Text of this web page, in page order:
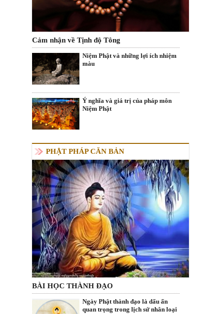
Cảm nhận về Tịnh độ Tông
Niệm Phật và những lợi ích nhiệm
màu
Ý nghĩa và giá trị của pháp môn
Niệm Phật
PHẬT PHÁP CĂN BẢN
BÀI HỌC THÀNH ĐẠO
Ngày Phật thành đạo là dấu ấn
quan trọng trong lịch sử nhân loại